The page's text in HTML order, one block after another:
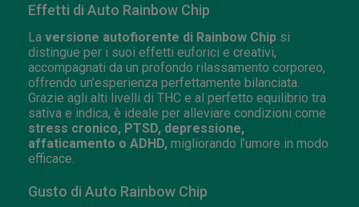
Effetti di Auto Rainbow Chip
La versione autofiorente di Rainbow Chip si
distingue per i suoi effetti euforici e creativi,
accompagnati da un profondo rilassamento corporeo,
offrendo un’esperienza perfettamente bilanciata.
Grazie agli alti livelli di THC e al perfetto equilibrio tra
sativa e indica, è ideale per alleviare condizioni come
stress cronico, PTSD, depressione,
affaticamento o ADHD, migliorando l’umore in modo
efficace.
Gusto di Auto Rainbow Chip